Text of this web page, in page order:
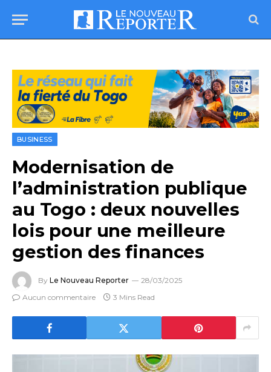
BUSINESS
Modernisation de
l’administration publique
au Togo : deux nouvelles
lois pour une meilleure
gestion des finances
By Le Nouveau Reporter
28/03/2025
Aucun commentaire
3 Mins Read